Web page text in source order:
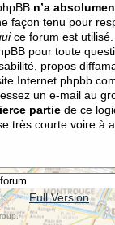
n’a
façon tenu pour
ce forum est
pour toute
propos
Internet
un e-mail au
partie de ce
très courte voire à
Full Version